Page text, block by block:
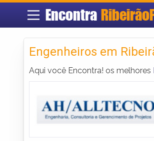
Encontra
Engenheiros em
Aqui você Encontra! os melhores